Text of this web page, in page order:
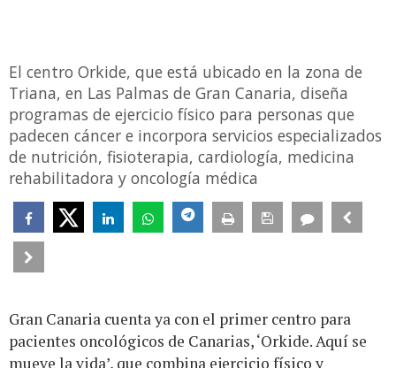
El centro Orkide, que está ubicado en la zona de
Triana, en Las Palmas de Gran Canaria, diseña
programas de ejercicio físico para personas que
padecen cáncer e incorpora servicios especializados
de nutrición, fisioterapia, cardiología, medicina
rehabilitadora y oncología médica
Gran Canaria cuenta ya con el primer centro para
pacientes oncológicos de Canarias, ‘Orkide. Aquí se
mueve la vida’, que combina ejercicio físico y